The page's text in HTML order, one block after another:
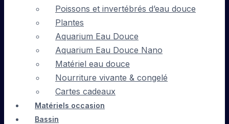
Poissons et invertébrés d’eau douce
Plantes
Aquarium Eau Douce
Aquarium Eau Douce Nano
Matériel eau douce
Nourriture vivante & congelé
Cartes cadeaux
Matériels occasion
Bassin